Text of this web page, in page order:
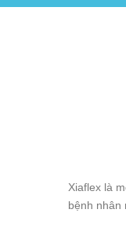
Xiaflex là
bệnh nhân